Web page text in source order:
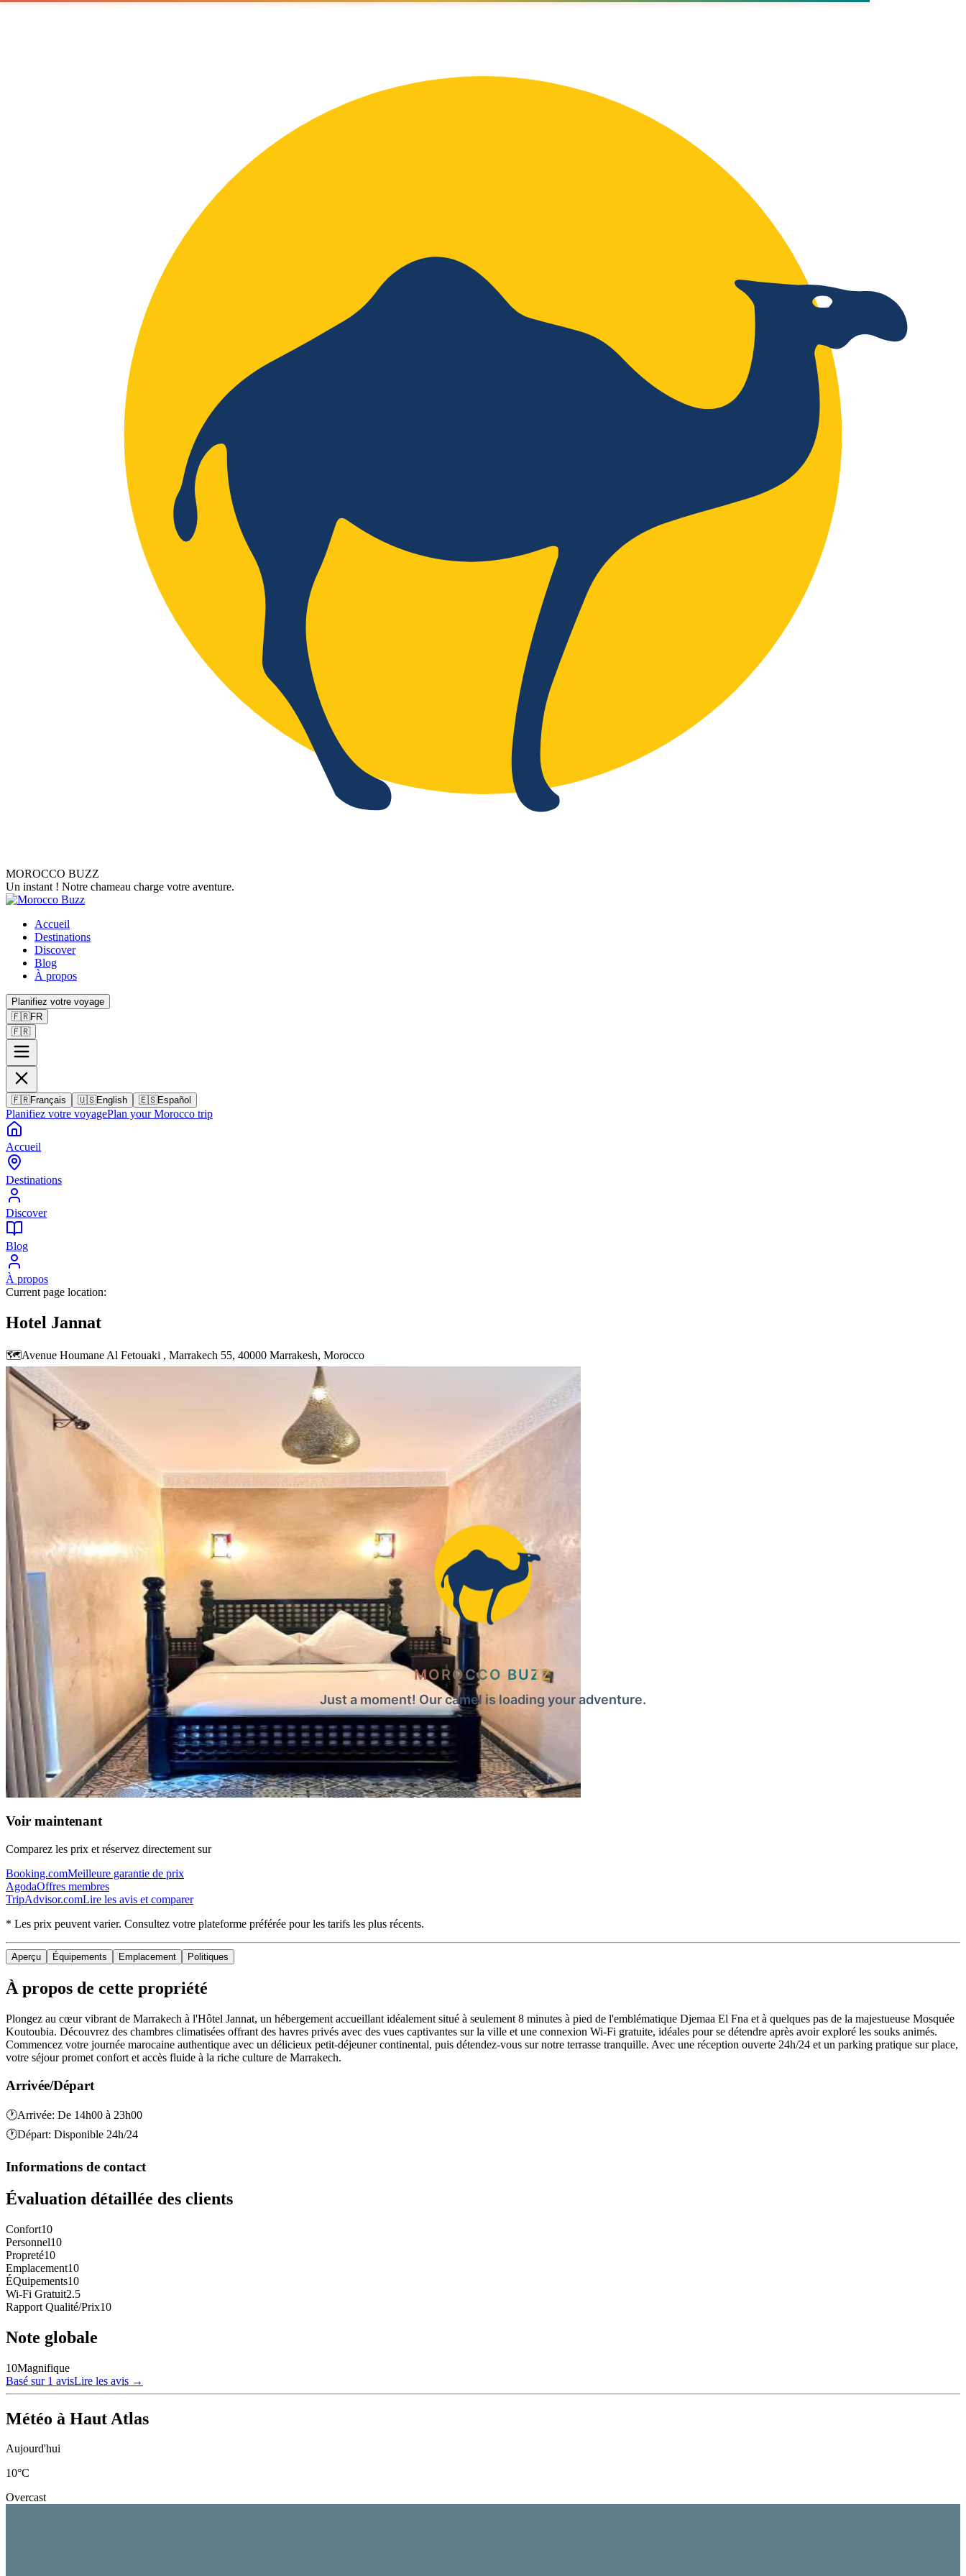
MOROCCO BUZZ
Just a moment! Our camel is loading your adventure.
MOROCCO BUZZ
Un instant ! Notre chameau charge votre aventure.
Accueil
Destinations
Discover
Blog
À propos
Planifiez votre voyage
🇫🇷FR
🇫🇷
🇫🇷Français 🇺🇸English 🇪🇸Español
Planifiez votre voyagePlan your Morocco trip
Accueil
Destinations
Discover
Blog
À propos
Current page location:
Hotel Jannat
🗺️Avenue Houmane Al Fetouaki , Marrakech 55, 40000 Marrakesh, Morocco
Voir maintenant
Comparez les prix et réservez directement sur
Booking.comMeilleure garantie de prix
AgodaOffres membres
TripAdvisor.comLire les avis et comparer
* Les prix peuvent varier. Consultez votre plateforme préférée pour les tarifs les plus récents.
Aperçu Équipements Emplacement Politiques
À propos de cette propriété
Plongez au cœur vibrant de Marrakech à l'Hôtel Jannat, un hébergement accueillant idéalement situé à seulement 8 minutes à pied de l'emblématique Djemaa El Fna et à quelques pas de la majestueuse Mosquée
Koutoubia. Découvrez des chambres climatisées offrant des havres privés avec des vues captivantes sur la ville et une connexion Wi-Fi gratuite, idéales pour se détendre après avoir exploré les souks animés.
Commencez votre journée marocaine authentique avec un délicieux petit-déjeuner continental, puis détendez-vous sur notre terrasse tranquille. Avec une réception ouverte 24h/24 et un parking pratique sur place,
votre séjour promet confort et accès fluide à la riche culture de Marrakech.
Arrivée/Départ
🕐Arrivée: De 14h00 à 23h00
🕐Départ: Disponible 24h/24
Informations de contact
Évaluation détaillée des clients
Confort10
Personnel10
Propreté10
Emplacement10
ÉQuipements10
Wi-Fi Gratuit2.5
Rapport Qualité/Prix10
Note globale
10Magnifique
Basé sur 1 avisLire les avis →
Météo à Haut Atlas
Aujourd'hui
10°C
Overcast